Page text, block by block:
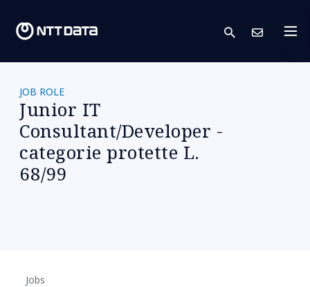
search
JOB ROLE
Junior IT
Consultant/Developer -
categorie protette L.
68/99
Jobs